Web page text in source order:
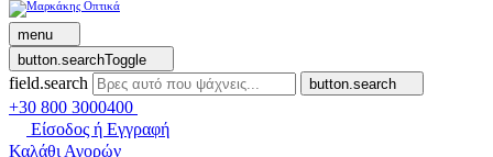
menu
button.searchToggle
field.search button.search
+30 800 3000400
Είσοδος ή Εγγραφή
Καλάθι Αγορών